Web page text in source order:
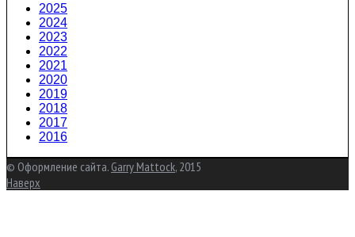
2025
2024
2023
2022
2021
2020
2019
2018
2017
2016
© Оформление сайта. Garry Mattock, 2015
Наверх